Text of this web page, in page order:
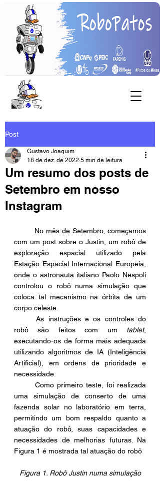
Post
Um resumo dos posts de
Setembro em nosso
Instagram
Gustavo Joaquim
18 de dez. de 2022 5 min de leitura
com um post sobre o Justin, um robô de
exploração espacial utilizado pela
Estação Espacial Internacional Europeia,
onde o astronauta italiano Paolo Nespoli
controlou o robô numa simulação que
coloca tal mecanismo na órbita de um
corpo celeste.
	As instruções e os controles do
robô são feitos com um tablet,
executando-os de forma mais adequada
utilizando algoritmos de IA (Inteligência
Artificial), em ordens de prioridade e
necessidade.
uma simulação de conserto de uma
fazenda solar no laboratório em terra,
permitindo um bom respaldo quanto a
atuação do robô, suas capacidades e
necessidades de melhorias futuras. Na
Figura 1 é mostrada tal atuação do robô
Figura 1. Robô Justin numa simulação